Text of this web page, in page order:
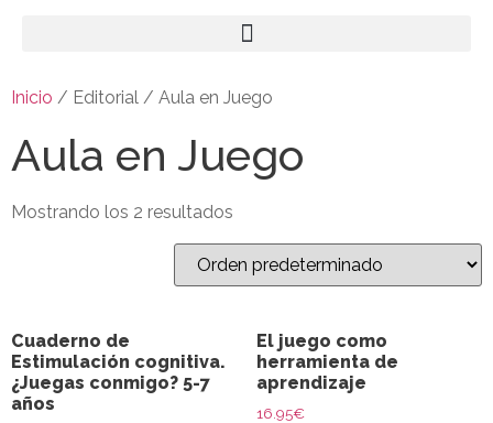
Inicio / Editorial / Aula en Juego
Aula en Juego
Mostrando los 2 resultados
Cuaderno de
Estimulación cognitiva.
¿Juegas conmigo? 5-7
años
El juego como
herramienta de
aprendizaje
16.95€